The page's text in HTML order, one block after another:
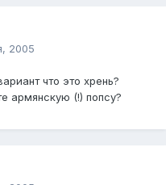
2005
что это хрень?
армянскую (!) попсу?